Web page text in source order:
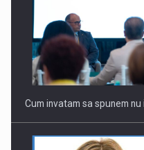
Webinar - Business
Investitii Digitalizare
Cum invatam sa spunem